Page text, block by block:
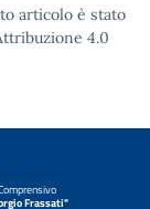
articolo è stato
4.0
Frassati"